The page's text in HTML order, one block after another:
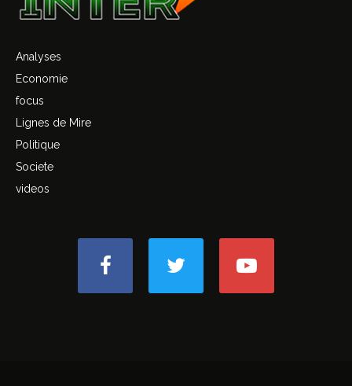
Analyses
Economie
focus
Lignes de Mire
Politique
Societe
videos